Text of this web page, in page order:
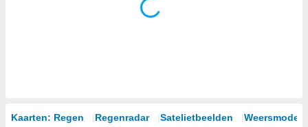
Kaarten: Regen Regenradar Satelietbeelden